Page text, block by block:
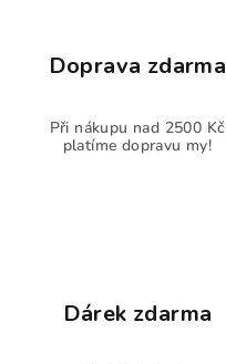
Doprava zdarma
Při nákupu nad 2500 Kč
platíme dopravu my!
Dárek zdarma